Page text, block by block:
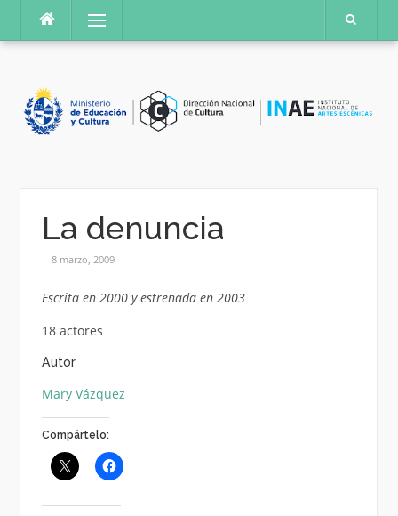
contenido
Menú
La denuncia
8 marzo, 2009
Escrita en 2000 y estrenada en 2003
18 actores
Autor
Mary Vázquez
Compártelo: